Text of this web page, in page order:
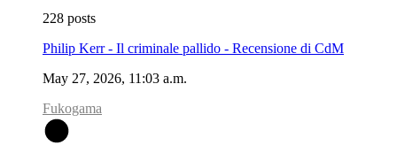
228 posts
Philip Kerr - Il criminale pallido - Recensione di CdM
May 27, 2026, 11:03 a.m.
Fukogama